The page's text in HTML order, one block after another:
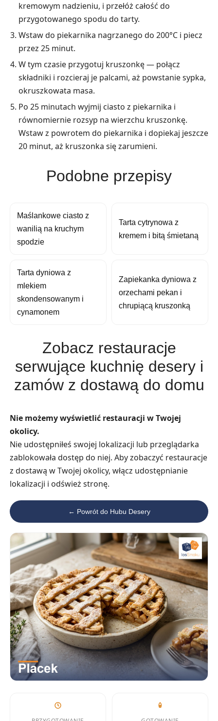
kremowym nadzieniu, i przełóż całość do
przygotowanego spodu do tarty.
Wstaw do piekarnika nagrzanego do 200°C i piecz
przez 25 minut.
W tym czasie przygotuj kruszonkę — połącz
składniki i rozcieraj je palcami, aż powstanie sypka,
okruszkowata masa.
Po 25 minutach wyjmij ciasto z piekarnika i
równomiernie rozsyp na wierzchu kruszonkę.
Wstaw z powrotem do piekarnika i dopiekaj jeszcze
20 minut, aż kruszonka się zarumieni.
Podobne przepisy
Maślankowe ciasto z
wanilią na kruchym
spodzie
Tarta cytrynowa z
kremem i bitą śmietaną
Tarta dyniowa z
mlekiem
skondensowanym i
cynamonem
Zapiekanka dyniowa z
orzechami pekan i
chrupiącą kruszonką
Zobacz restauracje
serwujące kuchnię desery i
zamów z dostawą do domu
Nie możemy wyświetlić restauracji w Twojej
okolicy.
Nie udostępniłeś swojej lokalizacji lub przeglądarka
zablokowała dostęp do niej. Aby zobaczyć restauracje
z dostawą w Twojej okolicy, włącz udostępnianie
lokalizacji i odśwież stronę.
← Powrót do Hubu Desery